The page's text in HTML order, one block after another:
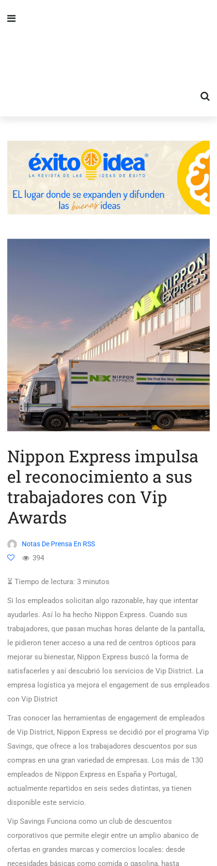
Nippon Express impulsa
el reconocimiento a sus
trabajadores con Vip
Awards
Notas De Prensa En RSS
394
⏳ Tiempo de lectura: 3 minutos
Si los empleados solicitan algo razonable, hay que intentar
ayudarles. Así lo ha hecho Nippon Express. Cuando sus
trabajadores, que pasan muchas horas delante de la pantalla,
le pidieron tener acceso a una red de centros ópticos para
mejorar su bienestar, Nippon Express buscó la forma de
satisfacerles y así descubrió los servicios de Vip District. La
empresa logística ya mejora el engagement de sus empleados
con Vip District
Tras conocer las herramientas de engagement de empleados
de Vip District, Nippon Express se decidió por el programa Vip
Savings, que ofrece a los trabajadores descuentos por sus
compras en una gran variedad de empresas. Los más de 130
empleados de Nippon Express en España y Portugal,
actualmente repartidos en seis sedes distintas, ya tienen
disponible este servicio.
Vip Savings Funciona como un club de descuentos
corporativos que permite elegir entre un amplio abanico de
ofertas en grandes marcas y comercios locales: desde
necesidades básicas como comida o gasolina, hasta